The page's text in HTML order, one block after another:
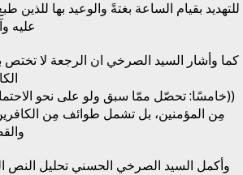
للتهديد بقيام الساعة بغتةً والوعيد بها
عليه
كما وأشار السيد الصرخي ان الرجعة لا
((خامسًا: تحصّل ممّا سبق ولو على نحو
مِن المؤمنين، بل تشمل طوائف مِن
وأكمل السيد الصرخي الحسني تحليل النص